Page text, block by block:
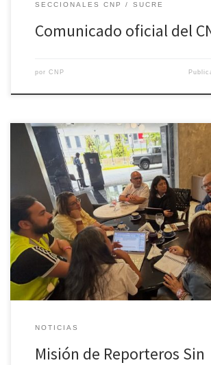
SECCIONALES CNP SUCRE
Comunicado oficial del
por CNP
Para conocer la situación de los periodistas
la cobertura de desastres naturales,
doble terremoto ocurrido en el país, el
misión de la Organización Reporteros Sin
Venezuela a constatar situaciones asociadas a
ejercicio profesional, […]
NOTICIAS
Misión de Reporteros Sin